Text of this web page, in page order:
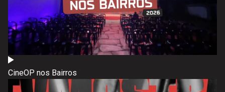
CineOP nos Bairros